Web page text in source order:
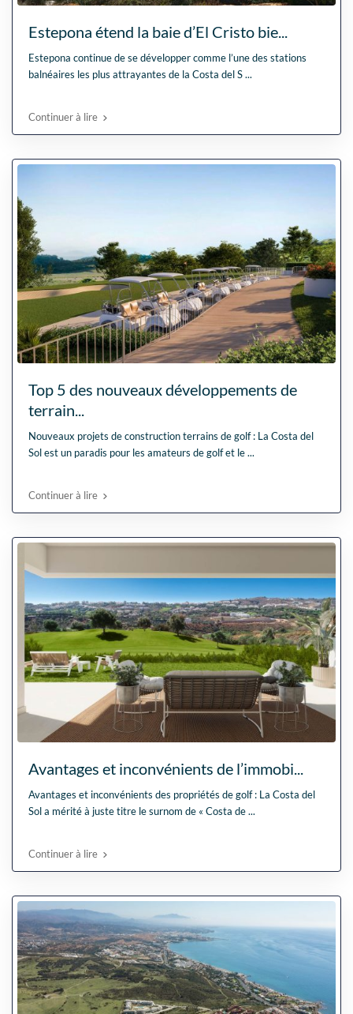
Estepona étend la baie d’El Cristo bie...
Estepona continue de se développer comme l’une des stations
balnéaires les plus attrayantes de la Costa del S...
Continuer à lire
Top 5 des nouveaux développements de
terrain...
Nouveaux projets de construction terrains de golf : La Costa del
Sol est un paradis pour les amateurs de golf et le...
Continuer à lire
Avantages et inconvénients de l’immobi...
Avantages et inconvénients des propriétés de golf : La Costa del
Sol a mérité à juste titre le surnom de « Costa de...
Continuer à lire